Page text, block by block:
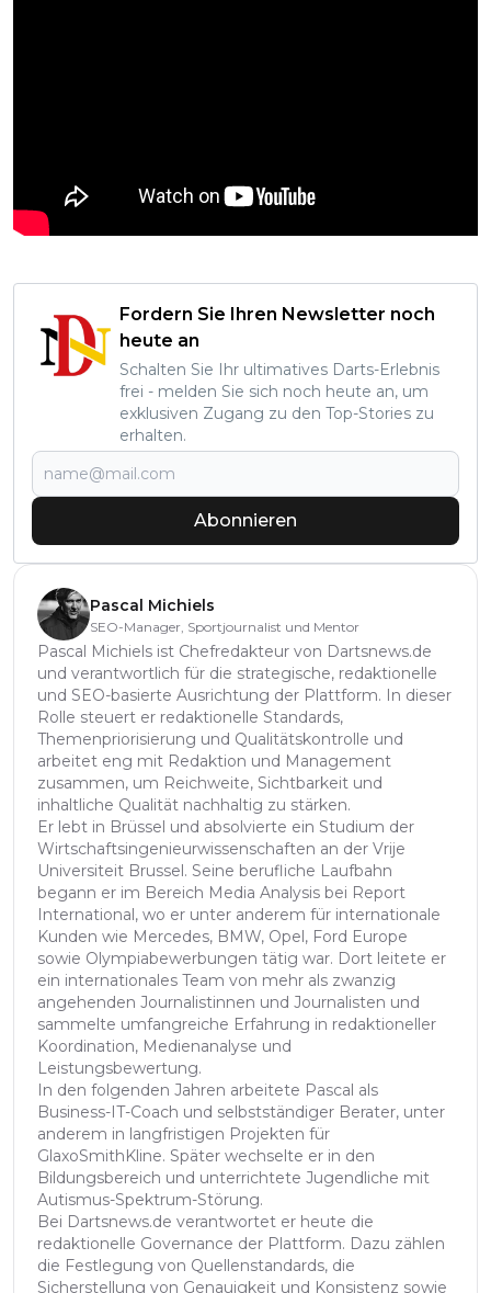
Fordern Sie Ihren Newsletter noch
heute an
Schalten Sie Ihr ultimatives Darts-Erlebnis
frei - melden Sie sich noch heute an, um
exklusiven Zugang zu den Top-Stories zu
erhalten.
Abonnieren
Pascal Michiels
SEO-Manager, Sportjournalist und Mentor
Pascal Michiels ist Chefredakteur von Dartsnews.de
und verantwortlich für die strategische, redaktionelle
und SEO-basierte Ausrichtung der Plattform. In dieser
Rolle steuert er redaktionelle Standards,
Themenpriorisierung und Qualitätskontrolle und
arbeitet eng mit Redaktion und Management
zusammen, um Reichweite, Sichtbarkeit und
inhaltliche Qualität nachhaltig zu stärken.
Er lebt in Brüssel und absolvierte ein Studium der
Wirtschaftsingenieurwissenschaften an der Vrije
Universiteit Brussel. Seine berufliche Laufbahn
begann er im Bereich Media Analysis bei Report
International, wo er unter anderem für internationale
Kunden wie Mercedes, BMW, Opel, Ford Europe
sowie Olympiabewerbungen tätig war. Dort leitete er
ein internationales Team von mehr als zwanzig
angehenden Journalistinnen und Journalisten und
sammelte umfangreiche Erfahrung in redaktioneller
Koordination, Medienanalyse und
Leistungsbewertung.
In den folgenden Jahren arbeitete Pascal als
Business-IT-Coach und selbstständiger Berater, unter
anderem in langfristigen Projekten für
GlaxoSmithKline. Später wechselte er in den
Bildungsbereich und unterrichtete Jugendliche mit
Autismus-Spektrum-Störung.
Bei Dartsnews.de verantwortet er heute die
redaktionelle Governance der Plattform. Dazu zählen
die Festlegung von Quellenstandards, die
Sicherstellung von Genauigkeit und Konsistenz sowie